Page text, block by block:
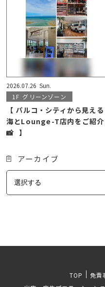
2026.07.26 Sun.
1F グリーンゾーン
【 パルコ・シティから見える
海とLounge-T店内をご紹介
📸⠀】
アーカイブ
TOP 免責